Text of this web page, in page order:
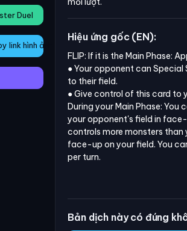
Duel
link hình ảnh
Hiệu ứng gốc (EN):
FLIP: If it is the Main Phase:
● Your opponent can Special
to their field.
● Give control of this card to
During your Main Phase:
your opponent's field in
controls more monsters than
face-up on your field. You
per turn.
Bản dịch này có đúng